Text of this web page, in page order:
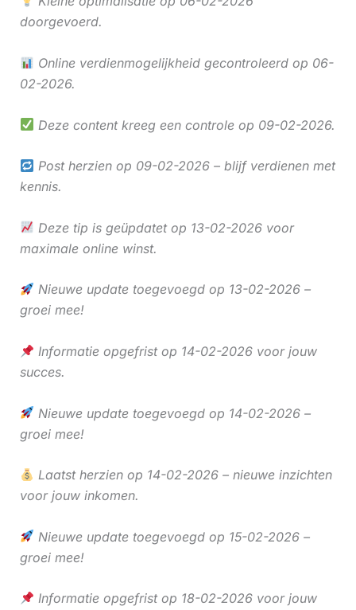
doorgevoerd.
Online verdienmogelijkheid gecontroleerd op 06-
02-2026.
Deze content kreeg een controle op 09-02-2026.
Post herzien op 09-02-2026 – blijf verdienen met
kennis.
Deze tip is geüpdatet op 13-02-2026 voor
maximale online winst.
Nieuwe update toegevoegd op 13-02-2026 –
groei mee!
Informatie opgefrist op 14-02-2026 voor jouw
succes.
Nieuwe update toegevoegd op 14-02-2026 –
groei mee!
Laatst herzien op 14-02-2026 – nieuwe inzichten
voor jouw inkomen.
Nieuwe update toegevoegd op 15-02-2026 –
groei mee!
Informatie opgefrist op 18-02-2026 voor jouw